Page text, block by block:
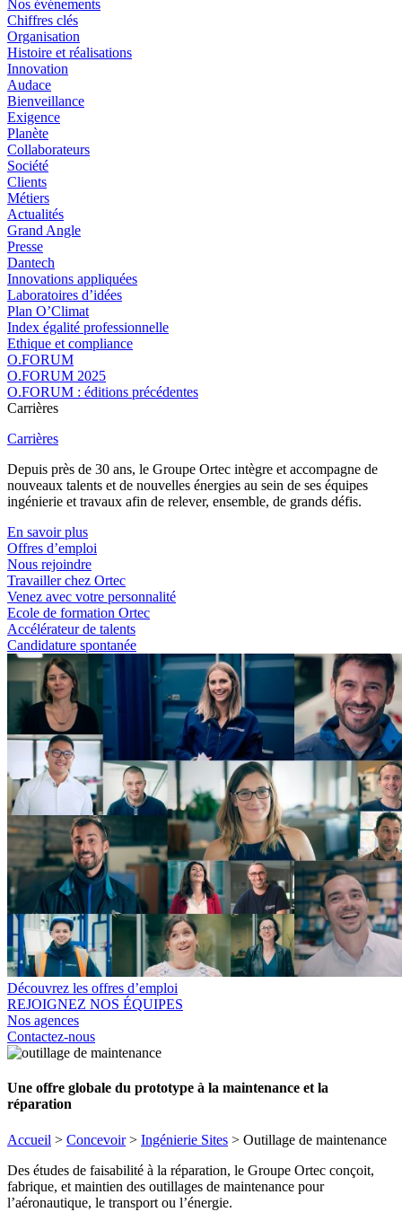
Nos événements
Chiffres clés
Organisation
Histoire et réalisations
Innovation
Audace
Bienveillance
Exigence
Planète
Collaborateurs
Société
Clients
Métiers
Actualités
Grand Angle
Presse
Dantech
Innovations appliquées
Laboratoires d’idées
Plan O’Climat
Index égalité professionnelle
Ethique et compliance
O.FORUM
O.FORUM 2025
O.FORUM : éditions précédentes
Carrières
Carrières
Depuis près de 30 ans, le Groupe Ortec intègre et accompagne de
nouveaux talents et de nouvelles énergies au sein de ses équipes
ingénierie et travaux afin de relever, ensemble, de grands défis.
En savoir plus
Offres d’emploi
Nous rejoindre
Travailler chez Ortec
Venez avec votre personnalité
Ecole de formation Ortec
Accélérateur de talents
Candidature spontanée
Découvrez les offres d’emploi
REJOIGNEZ NOS ÉQUIPES
Nos agences
Contactez-nous
Une offre globale du prototype à la maintenance et la
réparation
Accueil > Concevoir> Ingénierie Sites > Outillage de maintenance
Des études de faisabilité à la réparation, le Groupe Ortec conçoit,
fabrique, et maintien des outillages de maintenance pour
l’aéronautique, le transport ou l’énergie.